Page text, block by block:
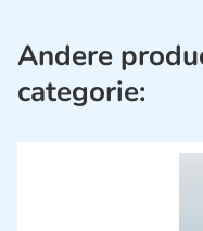
Andere
categorie: